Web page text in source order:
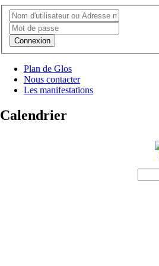
Connexion
Plan de Glos
Nous contacter
Les manifestations
Calendrier